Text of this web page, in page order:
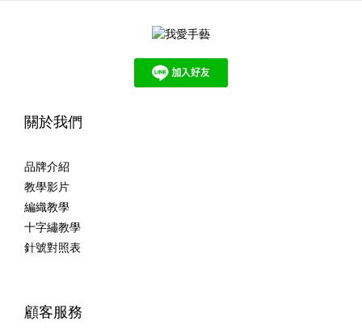
關於我們
品牌介紹
教學影片
編織教學
十字繡教學
針號對照表
顧客服務